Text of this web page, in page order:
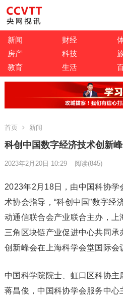
新闻 财经
房产
科技
教育
生活
首页 新闻
科创中国数字经济技术创新
2023年2月20日 10:29 阅读(845)
2023年2月18日，由中国科协
术协会指导，“科创中国”数字经
动通信联合会产业联合主办，
三角区块链产业促进中心共同
创新峰会在上海科学会堂国际会
中国科学院院士、虹口区科协
蒋昌俊，中国科协学会服务中